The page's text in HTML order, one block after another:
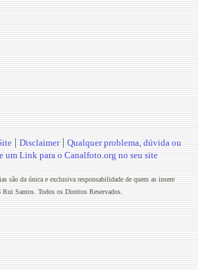
| Disclaimer| Qualquer problema, dúvida ou
um Link para o Canalfoto.org no seu site
são da única e exclusiva responsabilidade de quem as insere
Santos. Todos os Direitos Reservados.